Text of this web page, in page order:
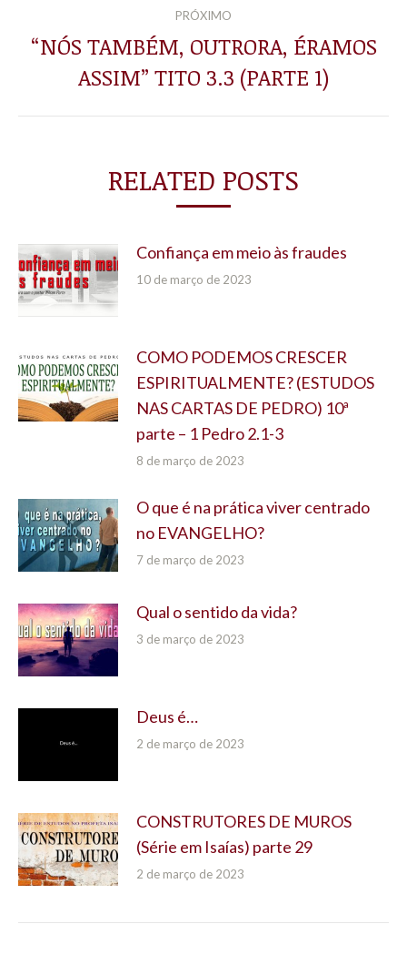
PRÓXIMO
Próximo
post:
“NÓS TAMBÉM, OUTRORA, ÉRAMOS
ASSIM” TITO 3.3 (PARTE 1)
RELATED POSTS
Confiança em meio às fraudes
10 de março de 2023
COMO PODEMOS CRESCER
ESPIRITUALMENTE? (ESTUDOS
NAS CARTAS DE PEDRO) 10ª
parte – 1 Pedro 2.1-3
8 de março de 2023
O que é na prática viver centrado
no EVANGELHO?
7 de março de 2023
Qual o sentido da vida?
3 de março de 2023
Deus é…
2 de março de 2023
CONSTRUTORES DE MUROS
(Série em Isaías) parte 29
2 de março de 2023